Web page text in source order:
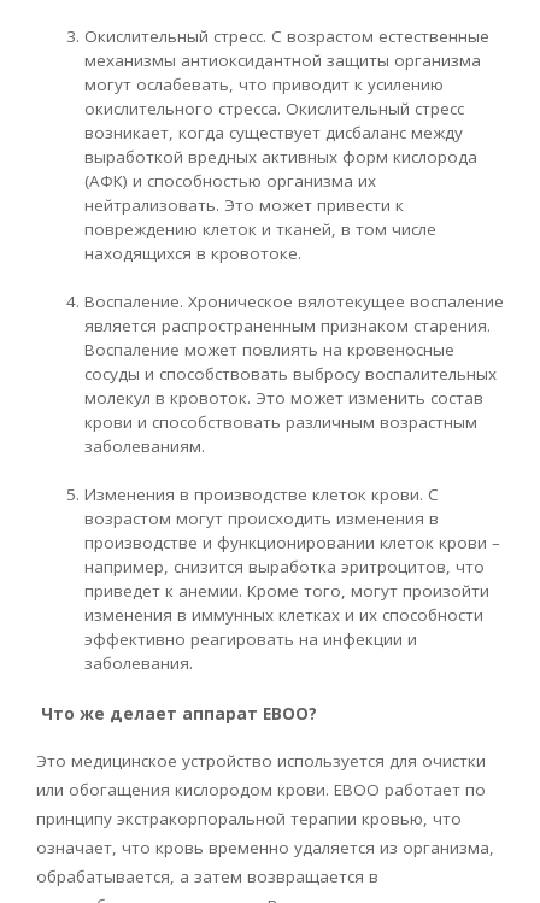
Окислительный стресс. С возрастом естественные
механизмы антиоксидантной защиты организма
могут ослабевать, что приводит к усилению
окислительного стресса. Окислительный стресс
возникает, когда существует дисбаланс между
выработкой вредных активных форм кислорода
(АФК) и способностью организма их
нейтрализовать. Это может привести к
повреждению клеток и тканей, в том числе
находящихся в кровотоке.
Воспаление. Хроническое вялотекущее воспаление
является распространенным признаком старения.
Воспаление может повлиять на кровеносные
сосуды и способствовать выбросу воспалительных
молекул в кровоток. Это может изменить состав
крови и способствовать различным возрастным
заболеваниям.
Изменения в производстве клеток крови. С
возрастом могут происходить изменения в
производстве и функционировании клеток крови –
например, снизится выработка эритроцитов, что
приведет к анемии. Кроме того, могут произойти
изменения в иммунных клетках и их способности
эффективно реагировать на инфекции и
заболевания.
Что же делает аппарат ЕВОО?
Это медицинское устройство используется для очистки
или обогащения кислородом крови. EBOO работает по
принципу экстракорпоральной терапии кровью, что
означает, что кровь временно удаляется из организма,
обрабатывается, а затем возвращается в